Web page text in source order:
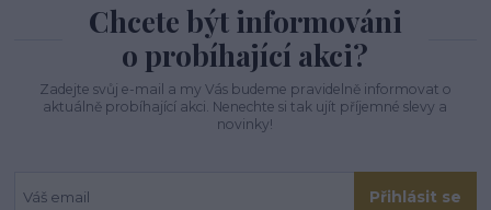
Chcete být informováni
o probíhající akci?
Zadejte svůj e-mail a my Vás budeme pravidelně informovat o
aktuálně probíhající akci. Nenechte si tak ujít příjemné slevy a
novinky!
Přihlásit se